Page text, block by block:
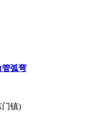
管弧弯
门镇)